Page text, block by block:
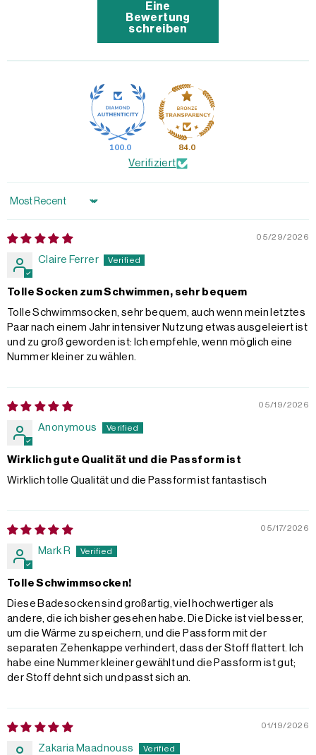
Eine
Bewertung
schreiben
100.0 84.0
Verifiziert
Sort by
05/29/2026
Claire Ferrer
Tolle Socken zum Schwimmen, sehr bequem
Tolle Schwimmsocken, sehr bequem, auch wenn mein letztes
Paar nach einem Jahr intensiver Nutzung etwas ausgeleiert ist
und zu groß geworden ist: Ich empfehle, wenn möglich eine
Nummer kleiner zu wählen.
05/19/2026
Anonymous
Wirklich gute Qualität und die Passform ist
Wirklich tolle Qualität und die Passform ist fantastisch
05/17/2026
Mark R
Tolle Schwimmsocken!
Diese Badesocken sind großartig, viel hochwertiger als
andere, die ich bisher gesehen habe. Die Dicke ist viel besser,
um die Wärme zu speichern, und die Passform mit der
separaten Zehenkappe verhindert, dass der Stoff flattert. Ich
habe eine Nummer kleiner gewählt und die Passform ist gut;
der Stoff dehnt sich und passt sich an.
01/19/2026
Zakaria Maadnouss